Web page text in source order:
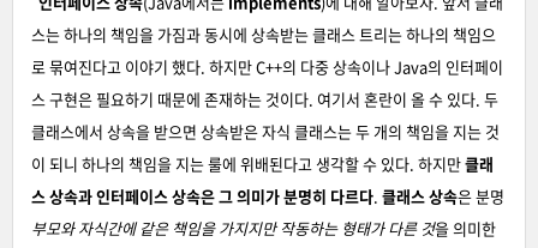
스는 하나의 책임을 가짐과 동시에 상속받는 클래스 트리는 하나의 책임으
로 묶여진다고 이야기 했다. 하지만 C++의 다중 상속이나 Java의 인터페이
스 구현은 필요하기 때문에 존재하는 것이다. 여기서 혼란이 올 수 있다. 두
클래스에서 상속을 받으면 상속받은 자식 클래스는 두 개의 책임을 지는 것
이 되니 하나의 책임을 지는 룰에 위배된다고 생각할 수 있다. 하지만클래
스 상속과 인터페이스 상속은 그 의미가 분명히 다르다. 클래스 상속은 분명
부모와 자식간에 같은 책임을 가지지만 작동하는 형태가 다른 것을 의미한